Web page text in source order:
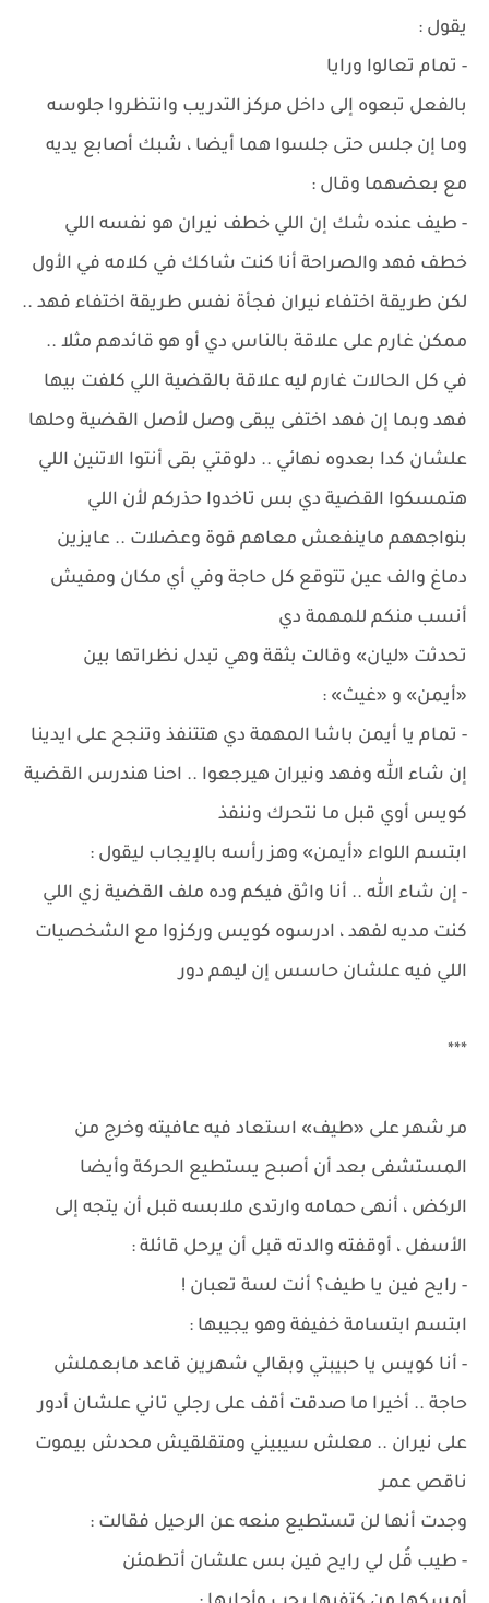
يقول :
- تمام تعالوا ورايا
بالفعل تبعوه إلى داخل مركز التدريب وانتظروا جلوسه
وما إن جلس حتى جلسوا هما أيضا ، شبك أصابع يديه
مع بعضهما وقال :
- طيف عنده شك إن اللي خطف نيران هو نفسه اللي
خطف فهد والصراحة أنا كنت شاكك في كلامه في الأول
لكن طريقة اختفاء نيران فجأة نفس طريقة اختفاء فهد ..
ممكن غارم على علاقة بالناس دي أو هو قائدهم مثلا ..
في كل الحالات غارم ليه علاقة بالقضية اللي كلفت بيها
فهد وبما إن فهد اختفى يبقى وصل لأصل القضية وحلها
علشان كدا بعدوه نهائي .. دلوقتي بقى أنتوا الاتنين اللي
هتمسكوا القضية دي بس تاخدوا حذركم لأن اللي
بنواجههم ماينفعش معاهم قوة وعضلات .. عايزين
دماغ والف عين تتوقع كل حاجة وفي أي مكان ومفيش
أنسب منكم للمهمة دي
تحدثت «ليان» وقالت بثقة وهي تبدل نظراتها بين
«أيمن» و «غيث» :
- تمام يا أيمن باشا المهمة دي هتتنفذ وتنجح على ايدينا
إن شاء الله وفهد ونيران هيرجعوا .. احنا هندرس القضية
كويس أوي قبل ما نتحرك وننفذ
ابتسم اللواء «أيمن» وهز رأسه بالإيجاب ليقول :
- إن شاء الله .. أنا واثق فيكم وده ملف القضية زي اللي
كنت مديه لفهد ، ادرسوه كويس وركزوا مع الشخصيات
اللي فيه علشان حاسس إن ليهم دور
***
مر شهر على «طيف» استعاد فيه عافيته وخرج من
المستشفى بعد أن أصبح يستطيع الحركة وأيضا
الركض ، أنهى حمامه وارتدى ملابسه قبل أن يتجه إلى
الأسفل ، أوقفته والدته قبل أن يرحل قائلة :
- رايح فين يا طيف؟ أنت لسة تعبان !
ابتسم ابتسامة خفيفة وهو يجيبها :
- أنا كويس يا حبيبتي وبقالي شهرين قاعد مابعملش
حاجة .. أخيرا ما صدقت أقف على رجلي تاني علشان أدور
على نيران .. معلش سيبيني ومتقلقيش محدش بيموت
ناقص عمر
وجدت أنها لن تستطيع منعه عن الرحيل فقالت :
- طيب قُل لي رايح فين بس علشان أتطمئن